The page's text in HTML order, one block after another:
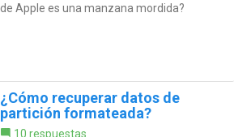
de Apple es una manzana mordida?
¿Cómo recuperar datos de
partición formateada?
10 respuestas